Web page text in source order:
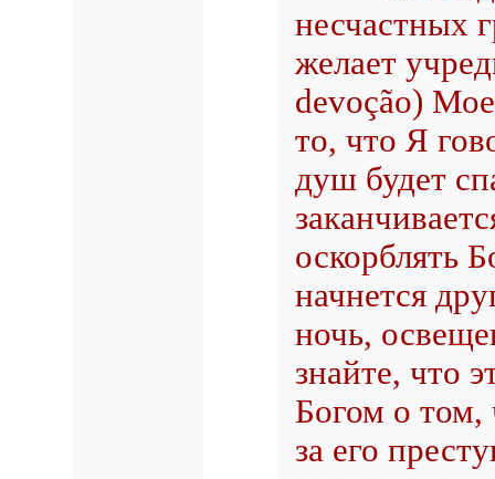
несчастных
желает
devoção)
то, что Я
душ будет
оскорблять
начнется
ночь,
знайте, что
Богом о том,
за его